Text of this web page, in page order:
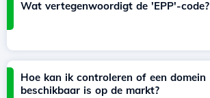
Wat vertegenwoordigt de 'EPP'-code?
Hoe kan ik controleren of een domein
beschikbaar is op de markt?